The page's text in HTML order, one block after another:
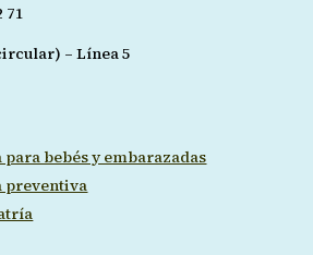
71
– Línea 5
bebés y embarazadas
preventiva